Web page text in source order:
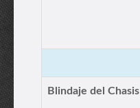
Blindaje del Chasis